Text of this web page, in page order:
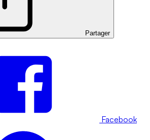
Partager
Facebook